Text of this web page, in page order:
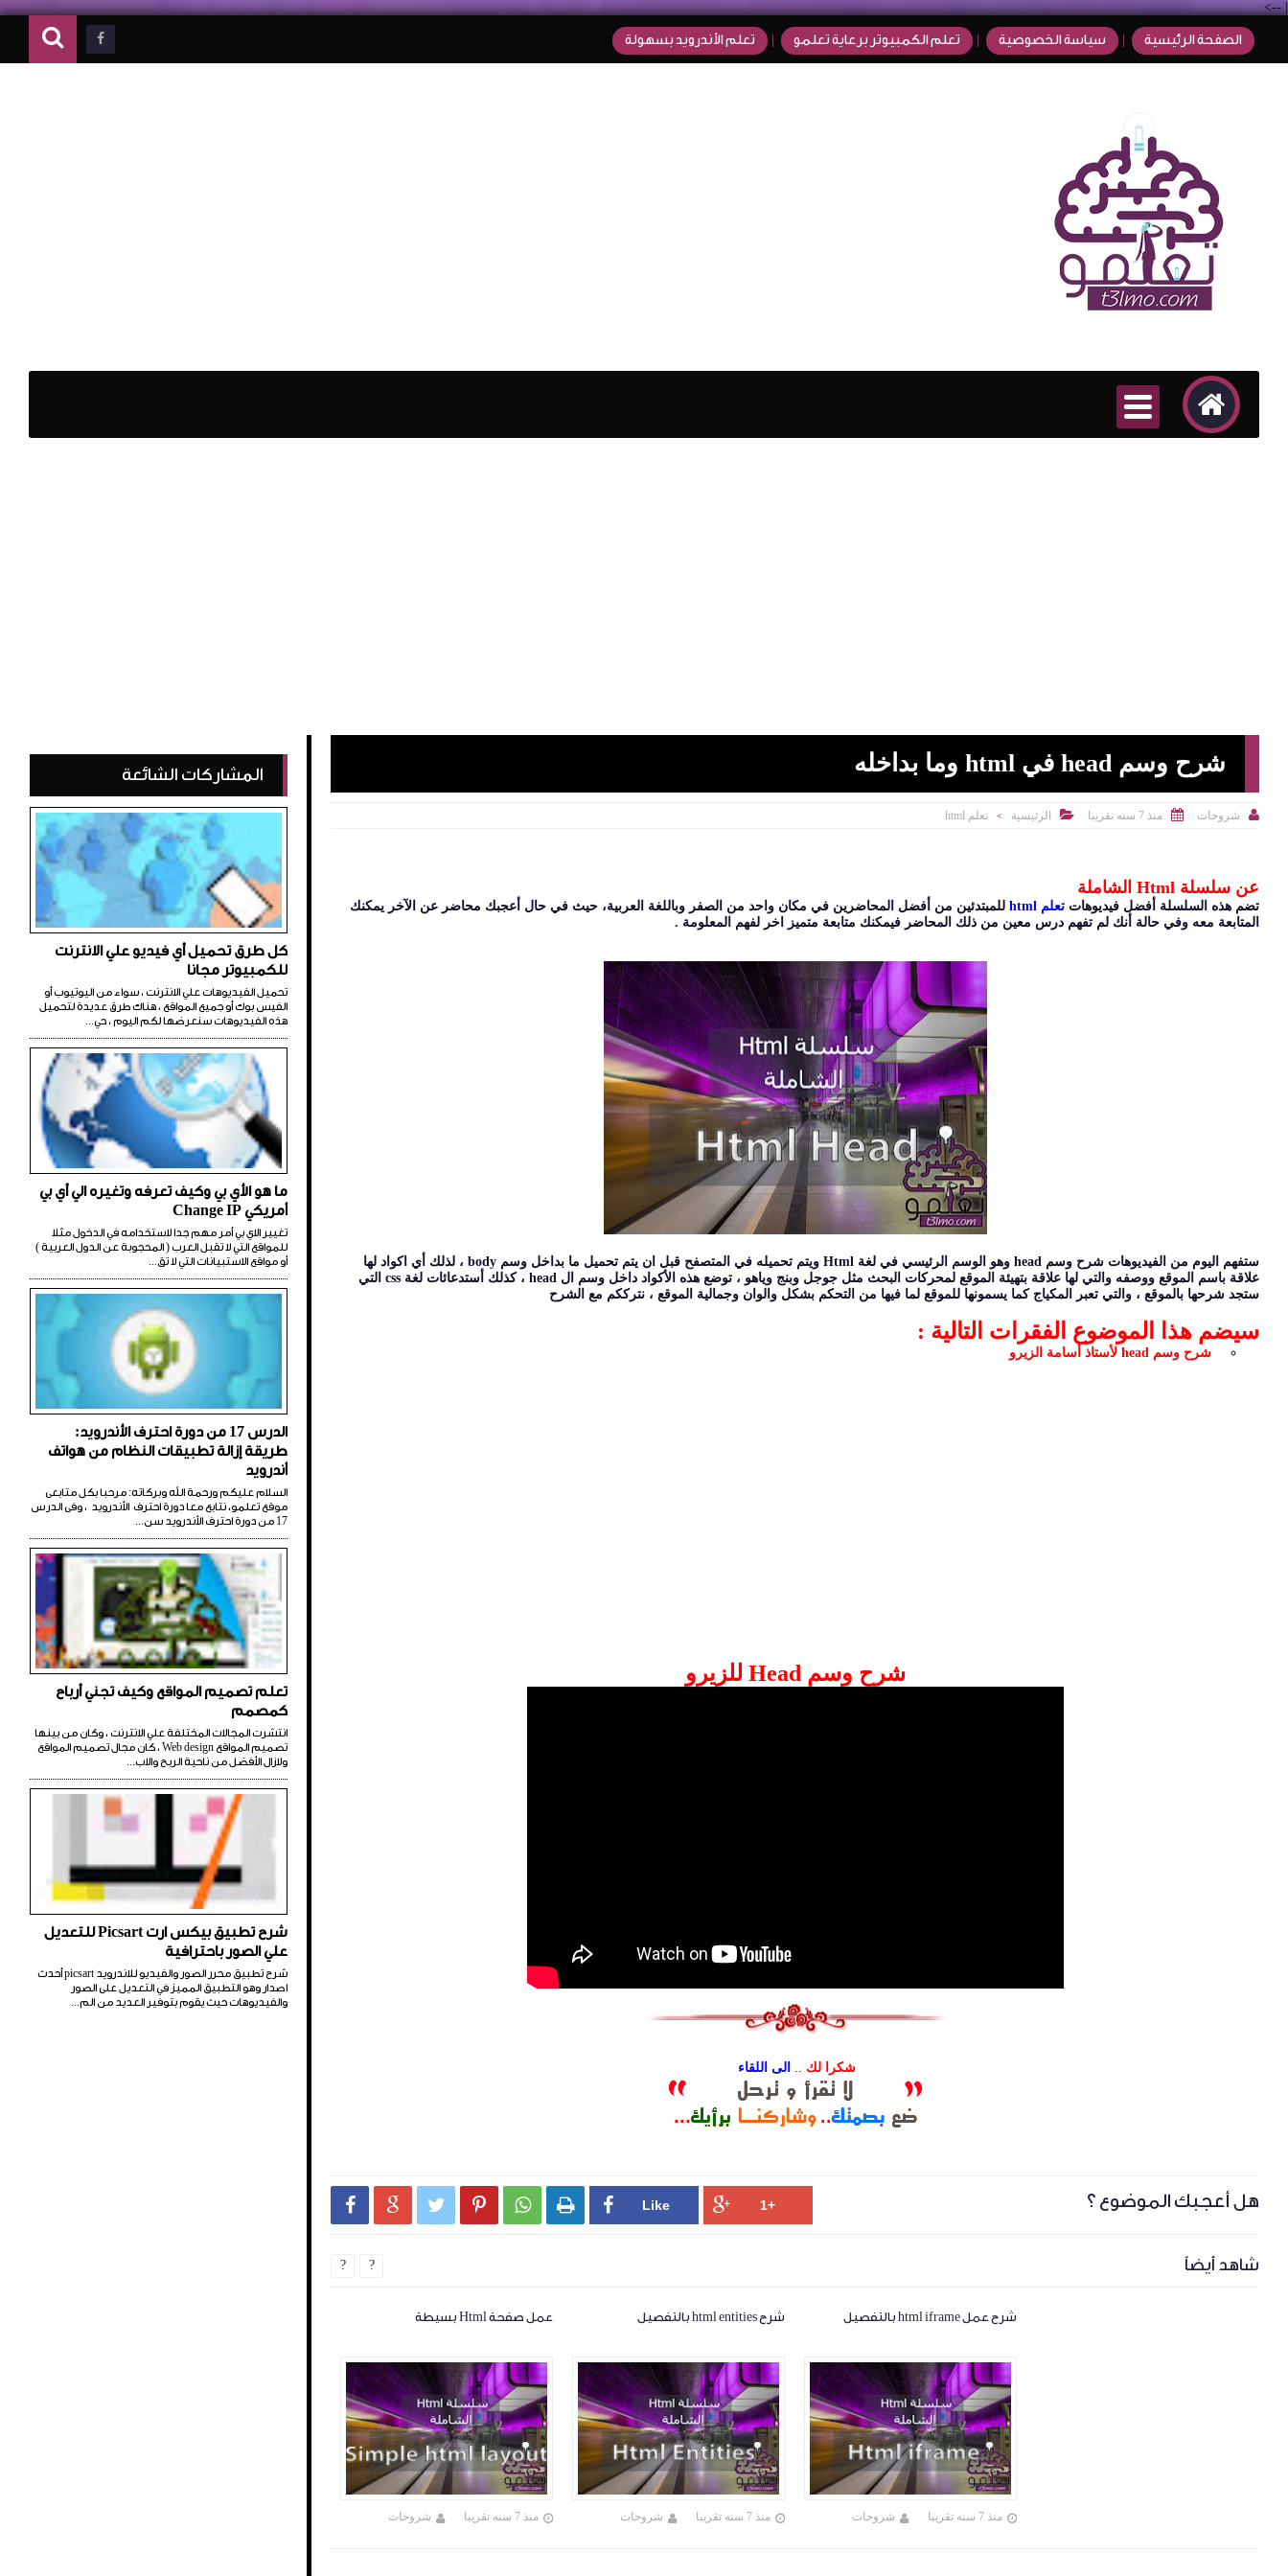
|
-->
الصفحة الرئيسية سياسة الخصوصية تعلم الكمبيوتر برعاية تعلمو تعلم الأندرويد بسهولة
شرح وسم head في html وما بداخله
 شروحات  منذ 7 سنه تقريبا  الرئيسية > تعلم html
عن سلسلة Html الشاملة
تضم هذه السلسلة أفضل فيديوهات تعلم html
للمبتدئين من أفضل المحاضرين في مكان واحد من الصفر وباللغة العربية، حيث في حال أعجبك محاضر عن الآخر يمكنك
المتابعة معه وفي حالة أنك لم تفهم درس معين من ذلك المحاضر فيمكنك متابعة متميز اخر لفهم المعلومة .
ستفهم اليوم من الفيديوهات شرح وسم head وهو الوسم الرئيسي في لغة Html ويتم تحميله في المتصفح قبل ان يتم تحميل ما بداخل وسم body ، لذلك أي اكواد لها
علاقة باسم الموقع ووصفه والتي لها علاقة بتهيئة الموقع لمحركات البحث مثل جوجل وبنج وياهو ، توضع هذه الأكواد داخل وسم ال head ، كذلك أستدعائات لغة css التي
ستجد شرحها بالموقع ، والتي تعبر المكياج كما يسمونها للموقع لما فيها من التحكم بشكل والوان وجمالية الموقع ، نترككم مع الشرح
سيضم هذا الموضوع الفقرات التالية :
شرح وسم head لأستاذ أسامة الزيرو
شرح وسم Head للزيرو
شكرا لك .. الى اللقاء
هل أعجبك الموضوع ؟      
شاهد أيضاً
عمل صفحة Html بسيطة
منذ 7 سنه تقريبا شروحات
شرح html entities بالتفصيل
منذ 7 سنه تقريبا شروحات
شرح عمل html iframe بالتفصيل
منذ 7 سنه تقريبا شروحات
? ?
المشاركات الشائعة
كل طرق تحميل أي فيديو علي الانترنت
للكمبيوتر مجانا
تحميل الفيديوهات علي الانترنت ، سواء من اليوتيوب أو
الفيس بوك أو جميع المواقع ، هناك طرق عديدة لتحميل
هذه الفيديوهات سنعرضها لكم اليوم ، حي...
ما هو الأي بي وكيف تعرفه وتغيره الي أي بي
أمريكي Change IP
تغيير الاي بي أمر مهم جدا لاستخدامه في الدخول مثلا
للمواقع التي لا تقبل العرب ( المحجوبة عن الدول العربية )
أو مواقع الاستبيانات التي لا تق...
الدرس 17 من دورة احترف الأندرويد:
طريقة إزالة تطبيقات النظام من هواتف
أندرويد
السلام عليكم ورحمة الله وبركاته: مرحبا بكل متابعى
موقع تعلمو، نتابع معا دورة احترف الأندرويد ، وفى الدرس
17 من دورة احترف الأندرويد سن...
تعلم تصميم المواقع وكيف تجني أرباح
كمصمم
انتشرت المجالات المختلفة علي الانترنت ، وكان من بينها
تصميم المواقع Web design ، كان مجال تصميم المواقع
ولازال الأفضل من ناحية الربح والاب...
شرح تطبيق بيكس ارت Picsart للتعديل
علي الصور باحترافية
شرح تطبيق محرر الصور والفيديو للاندرويد picsart أحدث
اصدار وهو التطبيق المميز في التعديل على الصور
والفيديوهات حيث يقوم بتوفير العديد من الم...